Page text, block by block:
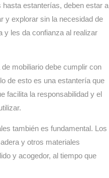
estanterías, deben estar a
y explorar sin la necesidad de
y les da confianza al realizar
mobiliario debe cumplir con
de esto es una estantería que
facilita la responsabilidad y el
también es fundamental. Los
y otros materiales
y acogedor, al tiempo que